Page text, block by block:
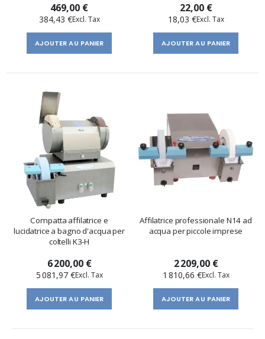
469,00 €
384,43 €
AJOUTER AU PANIER
22,00 €
18,03 €
AJOUTER AU PANIER
Compatta affilatrice e
lucidatrice a bagno d'acqua per
coltelli K3-H
6 200,00 €
5 081,97 €
AJOUTER AU PANIER
Affilatrice professionale N14 ad
acqua per piccole imprese
2 209,00 €
1 810,66 €
AJOUTER AU PANIER